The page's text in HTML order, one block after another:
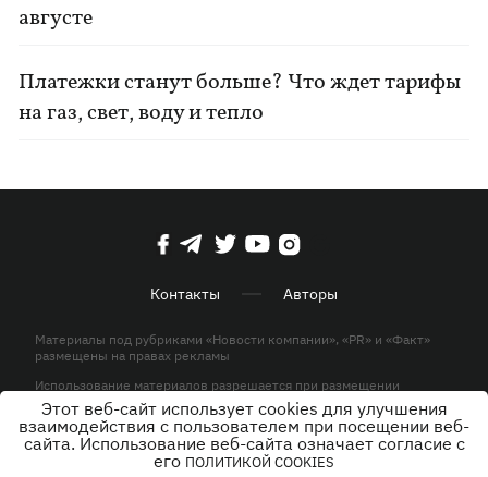
августе
Платежки станут больше? Что ждет тарифы
на газ, свет, воду и тепло
Контакты Авторы
Материалы под рубриками «Новости компании», «PR» и «Факт»
размещены на правах рекламы
Использование материалов разрешается при размещении
активной гиперссылки на KP.UA в первом абзаце.
© ООО «ЮЛАВ МЕДИА»,2026. Все права защищены.
Этот веб-сайт использует cookies для улучшения
взаимодействия с пользователем при посещении веб-
сайта. Использование веб-сайта означает согласие с
его ПОЛИТИКОЙ COOKIES